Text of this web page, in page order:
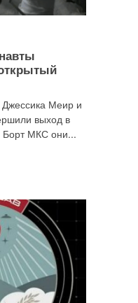
Меир и
выход в
Борт МКС они...